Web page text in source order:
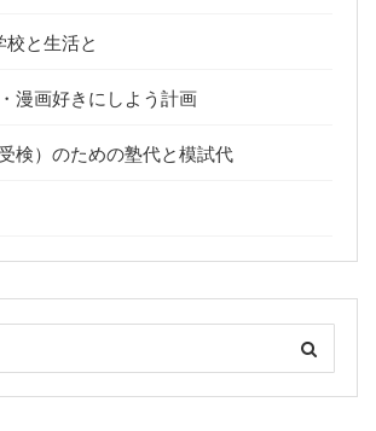
校と生活と
漫画好きにしよう計画
検）のための塾代と模試代